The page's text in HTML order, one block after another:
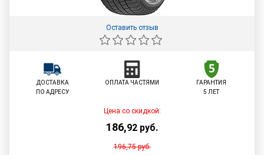
Оставить отзыв
ДОСТАВКА
ПО АДРЕСУ
ОПЛАТА ЧАСТЯМИ
ГАРАНТИЯ
5 ЛЕТ
Цена со скидкой:
186,92 руб.
196,75руб.